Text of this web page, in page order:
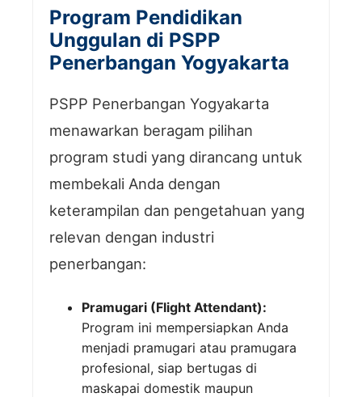
Program Pendidikan
Unggulan di PSPP
Penerbangan Yogyakarta
PSPP Penerbangan Yogyakarta
menawarkan beragam pilihan
program studi yang dirancang untuk
membekali Anda dengan
keterampilan dan pengetahuan yang
relevan dengan industri
penerbangan:
Pramugari (Flight Attendant):
Program ini mempersiapkan Anda
menjadi pramugari atau pramugara
profesional, siap bertugas di
maskapai domestik maupun